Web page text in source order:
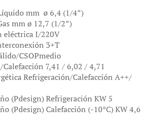
mm ø 6,4 (1/4”)
mm ø 12,7 (1/2”)
eléctrica I/220V
3+T
CSOPmedio
7,41 / 6,02 / 4,71
Refrigeración/Calefacción A++/
(Pdesign) Refrigeración KW 5
(Pdesign) Calefacción (-10°C) KW 4,6